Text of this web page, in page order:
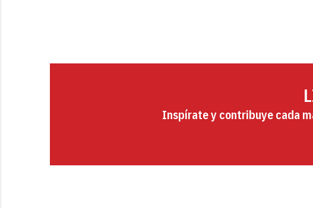
Inspírate y contribuye cada